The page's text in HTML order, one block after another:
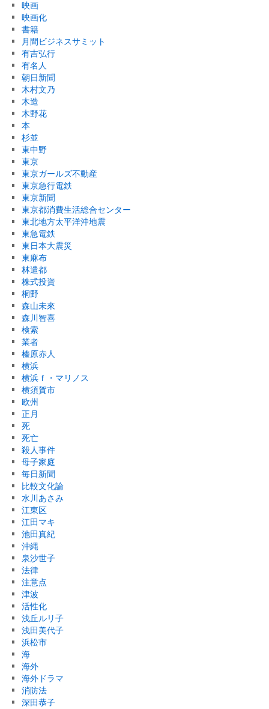
映画
映画化
書籍
月間ビジネスサミット
有吉弘行
有名人
朝日新聞
木村文乃
木造
木野花
本
杉並
東中野
東京
東京ガールズ不動産
東京急行電鉄
東京新聞
東京都消費生活総合センター
東北地方太平洋沖地震
東急電鉄
東日本大震災
東麻布
林遣都
株式投資
桐野
森山未來
森川智喜
検索
業者
榛原赤人
横浜
横浜ｆ・マリノス
横須賀市
欧州
正月
死
死亡
殺人事件
母子家庭
毎日新聞
比較文化論
水川あさみ
江東区
江田マキ
池田真紀
沖縄
泉沙世子
法律
注意点
津波
活性化
浅丘ルリ子
浅田美代子
浜松市
海
海外
海外ドラマ
消防法
深田恭子